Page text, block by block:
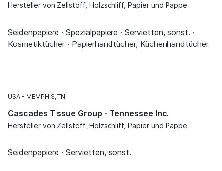
Hersteller von Zellstoff, Holzschliff, Papier und Pappe
Seidenpapiere · Spezialpapiere · Servietten, sonst. ·
Kosmetiktücher · Papierhandtücher, Küchenhandtücher
USA MEMPHIS, TN
Cascades Tissue Group - Tennessee Inc.
Hersteller von Zellstoff, Holzschliff, Papier und Pappe
Seidenpapiere · Servietten, sonst.